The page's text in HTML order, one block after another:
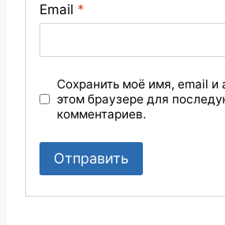
Email *
Сохранить моё имя, email и
этом браузере для
комментариев.